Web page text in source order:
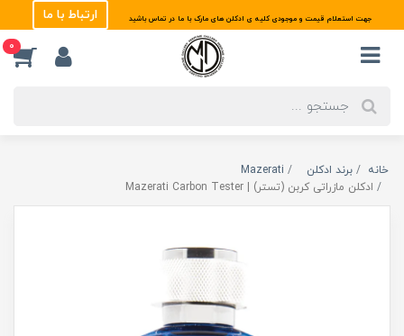
جهت استعلام قیمت و موجودی کلیه ی ادکلن های مارک با ما در تماس باشید ارتباط با ما
0
خانه برند ادکلن
Mazerati
ادکلن مازراتی کربن (تستر) | Mazerati Carbon Tester